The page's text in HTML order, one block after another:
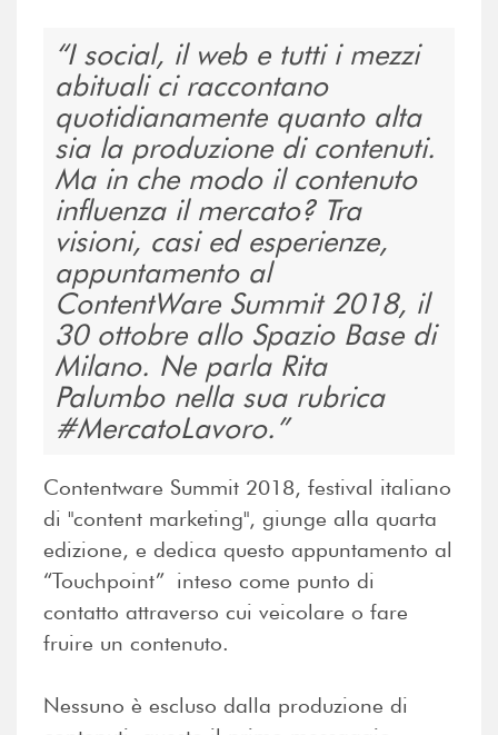
I social, il web e tutti i mezzi
abituali ci raccontano
quotidianamente quanto alta
sia la produzione di contenuti.
Ma in che modo il contenuto
influenza il mercato? Tra
visioni, casi ed esperienze,
appuntamento al
ContentWare Summit 2018, il
30 ottobre allo Spazio Base di
Milano. Ne parla Rita
Palumbo nella sua rubrica
#MercatoLavoro.
Contentware Summit 2018, festival italiano
di "content marketing", giunge alla quarta
edizione, e dedica questo appuntamento al
“Touchpoint” inteso come punto di
contatto attraverso cui veicolare o fare
fruire un contenuto.
Nessuno è escluso dalla produzione di